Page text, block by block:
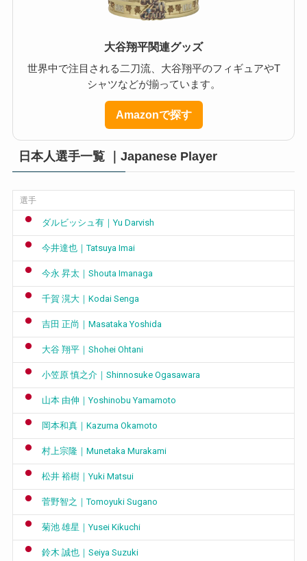
大谷翔平関連グッズ
世界中で注目される二刀流、大谷翔平のフィギュアやT
シャツなどが揃っています。
Amazonで探す
日本人選手一覧 ｜Japanese Player
選手
ダルビッシュ有｜Yu Darvish
今井達也｜Tatsuya Imai
今永 昇太｜Shouta Imanaga
千賀 滉大｜Kodai Senga
吉田 正尚｜Masataka Yoshida
大谷 翔平｜Shohei Ohtani
小笠原 慎之介｜Shinnosuke Ogasawara
山本 由伸｜Yoshinobu Yamamoto
岡本和真｜Kazuma Okamoto
村上宗隆｜Munetaka Murakami
松井 裕樹｜Yuki Matsui
菅野智之｜Tomoyuki Sugano
菊池 雄星｜Yusei Kikuchi
鈴木 誠也｜Seiya Suzuki